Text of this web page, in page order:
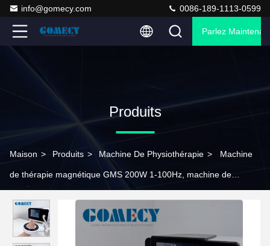
info@gomecy.com 0086-189-1113-0599
Parlez
Produits
Maison > Produits > Machine De Physiothérapie > Machine
de thérapie magnétique GMS 200W 1-100Hz, machine de